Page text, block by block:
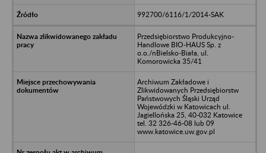
992700/6116/1/2014-SAK
Przedsiębiorstwo Produkcyjno-
Handlowe BIO-HAUS Sp. z
o.o./nBielsko-Biała, ul.
Komorowicka 35/41
Archiwum Zakładowe i
Zlikwidowanych Przedsiębiorstw
Państwowych Śląski Urząd
Wojewódzki w Katowicach ul.
Jagiellońska 25, 40-032 Katowice
tel. 32 326-46-08 lub 09
www.katowice.uw.gov.pl